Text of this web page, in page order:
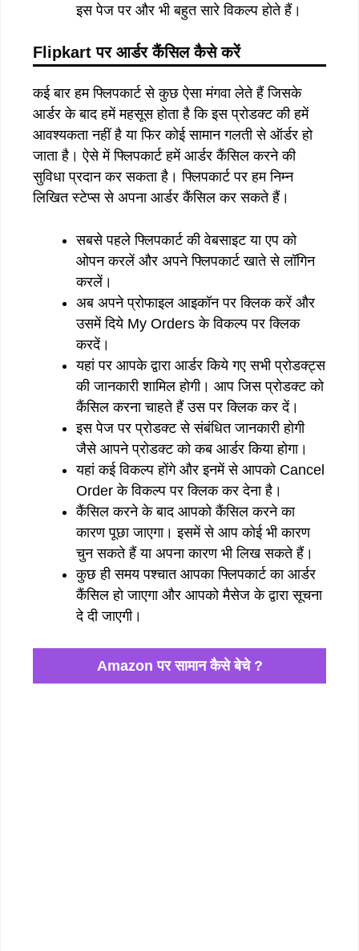
इस पेज पर और भी बहुत सारे विकल्प होते हैं।
Flipkart पर आर्डर कैंसिल कैसे करें
कई बार हम फ्लिपकार्ट से कुछ ऐसा मंगवा लेते हैं जिसके
आर्डर के बाद हमें महसूस होता है कि इस प्रोडक्ट की हमें
आवश्यकता नहीं है या फिर कोई सामान गलती से ऑर्डर हो
जाता है। ऐसे में फ्लिपकार्ट हमें आर्डर कैंसिल करने की
सुविधा प्रदान कर सकता है। फ्लिपकार्ट पर हम निम्न
लिखित स्टेप्स से अपना आर्डर कैंसिल कर सकते हैं।
सबसे पहले फ्लिपकार्ट की वेबसाइट या एप को
ओपन करलें और अपने फ्लिपकार्ट खाते से लॉगिन
करलें।
अब अपने प्रोफाइल आइकॉन पर क्लिक करें और
उसमें दिये My Orders के विकल्प पर क्लिक
करदें।
यहां पर आपके द्वारा आर्डर किये गए सभी प्रोडक्ट्स
की जानकारी शामिल होगी। आप जिस प्रोडक्ट को
कैंसिल करना चाहते हैं उस पर क्लिक कर दें।
इस पेज पर प्रोडक्ट से संबंधित जानकारी होगी
जैसे आपने प्रोडक्ट को कब आर्डर किया होगा।
यहां कई विकल्प होंगे और इनमें से आपको Cancel
Order के विकल्प पर क्लिक कर देना है।
कैंसिल करने के बाद आपको कैंसिल करने का
कारण पूछा जाएगा। इसमें से आप कोई भी कारण
चुन सकते हैं या अपना कारण भी लिख सकते हैं।
कुछ ही समय पश्चात आपका फ्लिपकार्ट का आर्डर
कैंसिल हो जाएगा और आपको मैसेज के द्वारा सूचना
दे दी जाएगी।
Amazon पर सामान कैसे बेचे ?